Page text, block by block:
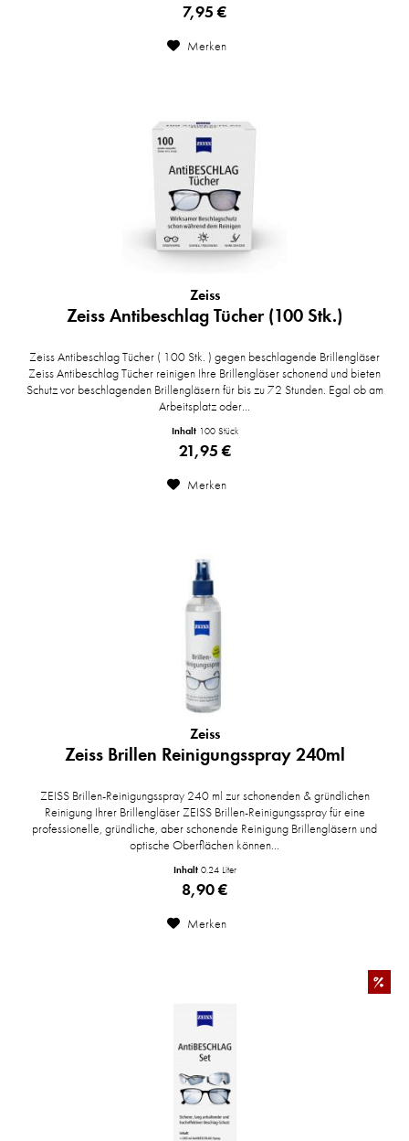
7,95 €
Merken
Zeiss
Zeiss Antibeschlag Tücher (100 Stk.)
Zeiss Antibeschlag Tücher ( 100 Stk. ) gegen beschlagende Brillengläser
Zeiss Antibeschlag Tücher reinigen Ihre Brillengläser schonend und bieten
Schutz vor beschlagenden Brillengläsern für bis zu 72 Stunden. Egal ob am
Arbeitsplatz oder...
Inhalt 100 Stück
21,95 €
Merken
Zeiss
Zeiss Brillen Reinigungsspray 240ml
ZEISS Brillen-Reinigungsspray 240 ml zur schonenden & gründlichen
Reinigung Ihrer Brillengläser ZEISS Brillen-Reinigungsspray für eine
professionelle, gründliche, aber schonende Reinigung Brillengläsern und
optische Oberflächen können...
Inhalt 0.24 Liter
8,90 €
Merken
%